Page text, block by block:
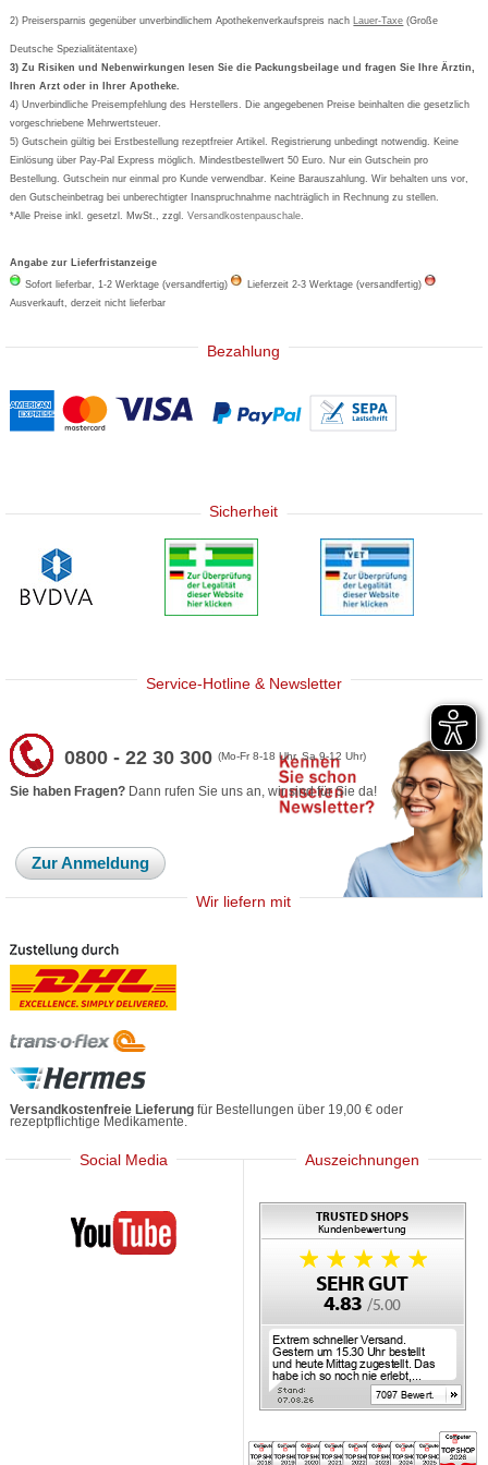
Vertrag widerrufen
Newsletteranmeldung
Formoline
Wick
Eucerin
Basica
2) Preisersparnis gegenüber unverbindlichem Apothekenverkaufspreis nach Lauer-Taxe (Große
Deutsche Spezialitätentaxe)
3) Zu Risiken und Nebenwirkungen lesen Sie die Packungsbeilage und fragen Sie Ihre Ärztin,
Ihren Arzt oder in Ihrer Apotheke.
4) Unverbindliche Preisempfehlung des Herstellers. Die angegebenen Preise beinhalten die gesetzlich
vorgeschriebene Mehrwertsteuer.
5) Gutschein gültig bei Erstbestellung rezeptfreier Artikel. Registrierung unbedingt notwendig. Keine
Einlösung über Pay-Pal Express möglich. Mindestbestellwert 50 Euro. Nur ein Gutschein pro
Bestellung. Gutschein nur einmal pro Kunde verwendbar. Keine Barauszahlung. Wir behalten uns vor,
den Gutscheinbetrag bei unberechtigter Inanspruchnahme nachträglich in Rechnung zu stellen.
*Alle Preise inkl. gesetzl. MwSt., zzgl.Versandkostenpauschale
Angabe zur Lieferfristanzeige
Sofort lieferbar, 1-2 Werktage (versandfertig)
Lieferzeit 2-3 Werktage (versandfertig)
Ausverkauft, derzeit nicht lieferbar
Bezahlung
Sicherheit
Service-Hotline & Newsletter
0800 - 22 30 300(Mo-Fr 8-18 Uhr, Sa 9-12 Uhr)
Sie haben Fragen? Dann rufen Sie uns an, wir sind für Sie da!
Zur Anmeldung
Wir liefern mit
Versandkostenfreie Lieferung für Bestellungen über 19,00 € oder
rezeptpflichtige Medikamente.
Social Media
Mediherz
Auszeichnungen